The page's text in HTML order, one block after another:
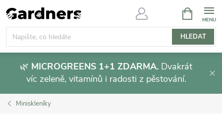
Přejít
na
obsah
HLEDAT
NÁKUPNÍ
KOŠÍK
🌿 MICROGREENS 1+1 ZDARMA. Dvakrát
víc zeleně, vitamínů i radosti z pěstování.
Miniskleníky